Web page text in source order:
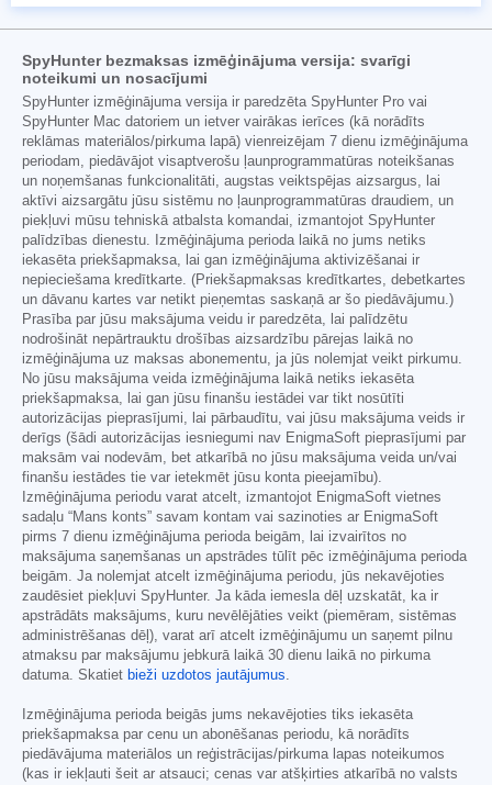
SpyHunter bezmaksas izmēģinājuma versija: svarīgi
noteikumi un nosacījumi
SpyHunter izmēģinājuma versija ir paredzēta SpyHunter Pro vai
SpyHunter Mac datoriem un ietver vairākas ierīces (kā norādīts
reklāmas materiālos/pirkuma lapā) vienreizējam 7 dienu izmēģinājuma
periodam, piedāvājot visaptverošu ļaunprogrammatūras noteikšanas
un noņemšanas funkcionalitāti, augstas veiktspējas aizsargus, lai
aktīvi aizsargātu jūsu sistēmu no ļaunprogrammatūras draudiem, un
piekļuvi mūsu tehniskā atbalsta komandai, izmantojot SpyHunter
palīdzības dienestu. Izmēģinājuma perioda laikā no jums netiks
iekasēta priekšapmaksa, lai gan izmēģinājuma aktivizēšanai ir
nepieciešama kredītkarte. (Priekšapmaksas kredītkartes, debetkartes
un dāvanu kartes var netikt pieņemtas saskaņā ar šo piedāvājumu.)
Prasība par jūsu maksājuma veidu ir paredzēta, lai palīdzētu
nodrošināt nepārtrauktu drošības aizsardzību pārejas laikā no
izmēģinājuma uz maksas abonementu, ja jūs nolemjat veikt pirkumu.
No jūsu maksājuma veida izmēģinājuma laikā netiks iekasēta
priekšapmaksa, lai gan jūsu finanšu iestādei var tikt nosūtīti
autorizācijas pieprasījumi, lai pārbaudītu, vai jūsu maksājuma veids ir
derīgs (šādi autorizācijas iesniegumi nav EnigmaSoft pieprasījumi par
maksām vai nodevām, bet atkarībā no jūsu maksājuma veida un/vai
finanšu iestādes tie var ietekmēt jūsu konta pieejamību).
Izmēģinājuma periodu varat atcelt, izmantojot EnigmaSoft vietnes
sadaļu “Mans konts” savam kontam vai sazinoties ar EnigmaSoft
pirms 7 dienu izmēģinājuma perioda beigām, lai izvairītos no
maksājuma saņemšanas un apstrādes tūlīt pēc izmēģinājuma perioda
beigām. Ja nolemjat atcelt izmēģinājuma periodu, jūs nekavējoties
zaudēsiet piekļuvi SpyHunter. Ja kāda iemesla dēļ uzskatāt, ka ir
apstrādāts maksājums, kuru nevēlējāties veikt (piemēram, sistēmas
administrēšanas dēļ), varat arī atcelt izmēģinājumu un saņemt pilnu
atmaksu par maksājumu jebkurā laikā 30 dienu laikā no pirkuma
datuma. Skatiet bieži uzdotos jautājumus.
Izmēģinājuma perioda beigās jums nekavējoties tiks iekasēta
priekšapmaksa par cenu un abonēšanas periodu, kā norādīts
piedāvājuma materiālos un reģistrācijas/pirkuma lapas noteikumos
(kas ir iekļauti šeit ar atsauci; cenas var atšķirties atkarībā no valsts